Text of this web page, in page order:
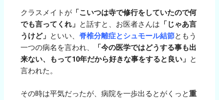
クラスメイトが 「こいつは寺で修行をしていたので何
でも言ってくれ」 と話すと、お医者さんは 「じゃあ言
うけど」 といい、脊椎分離症とシュモール結節ともう
一つの病名を言われ、
「今の医学ではどうする事も出
来ない、もって10年だから好きな事をすると良い」 と
言われた。
その時は平気だったが、病院を一歩出るとがくっと重